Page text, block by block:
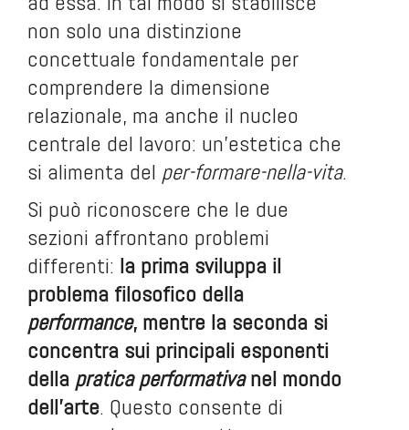
non solo una distinzione
concettuale fondamentale per
comprendere la dimensione
relazionale, ma anche il nucleo
centrale del lavoro: un’estetica che
si alimenta del per-formare-nella-vita.
Si può riconoscere che le due
sezioni affrontano problemi
differenti: la prima sviluppa il
problema filosofico della
performance, mentre la seconda si
concentra sui principali esponenti
della pratica performativanel mondo
dell’arte. Questo consente di